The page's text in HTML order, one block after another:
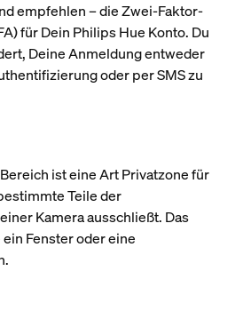
empfehlen – die Zwei-Faktor-
für Dein Philips Hue Konto. Du
Deine Anmeldung entweder
oder per SMS zu
ist eine Art Privatzone für
Teile der
Kamera ausschließt. Das
Fenster oder eine